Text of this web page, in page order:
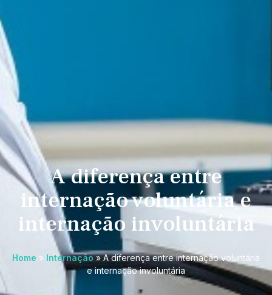
A diferença entre
internação voluntária e
internação involuntária
Home » Internação»A diferença entre internação voluntária
e internação involuntária